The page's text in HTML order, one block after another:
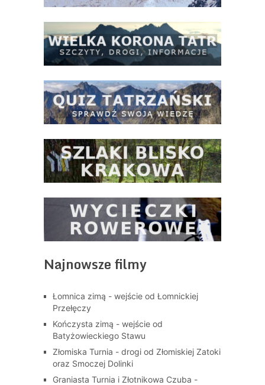
Najnowsze filmy
Łomnica zimą - wejście od Łomnickiej
Przełęczy
Kończysta zimą - wejście od
Batyżowieckiego Stawu
Złomiska Turnia - drogi od Złomiskiej Zatoki
oraz Smoczej Dolinki
Graniasta Turnia i Złotnikowa Czuba -